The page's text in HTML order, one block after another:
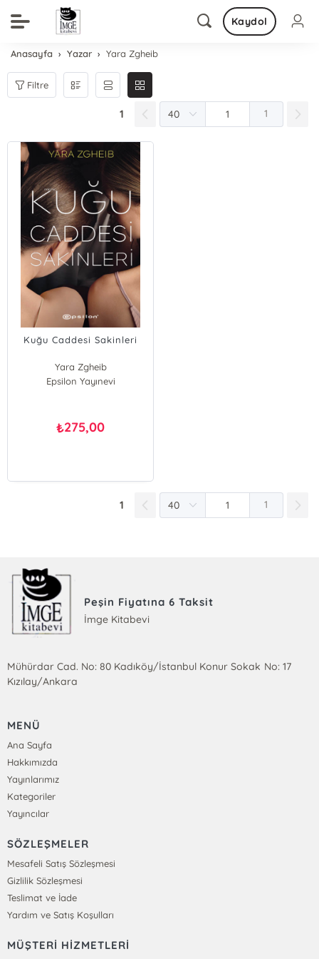
Kaydol
Anasayfa Yazar Yara Zgheib
Filtre
1 1
Kuğu Caddesi Sakinleri
Yara Zgheib
Epsilon Yayınevi
₺275,00
1 1
Peşin Fiyatına 6 Taksit
İmge Kitabevi
Mühürdar Cad. No: 80 Kadıköy/İstanbul Konur Sokak No: 17
Kızılay/Ankara
MENÜ
Ana Sayfa
Hakkımızda
Yayınlarımız
Kategoriler
Yayıncılar
SÖZLEŞMELER
Mesafeli Satış Sözleşmesi
Gizlilik Sözleşmesi
Teslimat ve İade
Yardım ve Satış Koşulları
MÜŞTERİ HİZMETLERİ